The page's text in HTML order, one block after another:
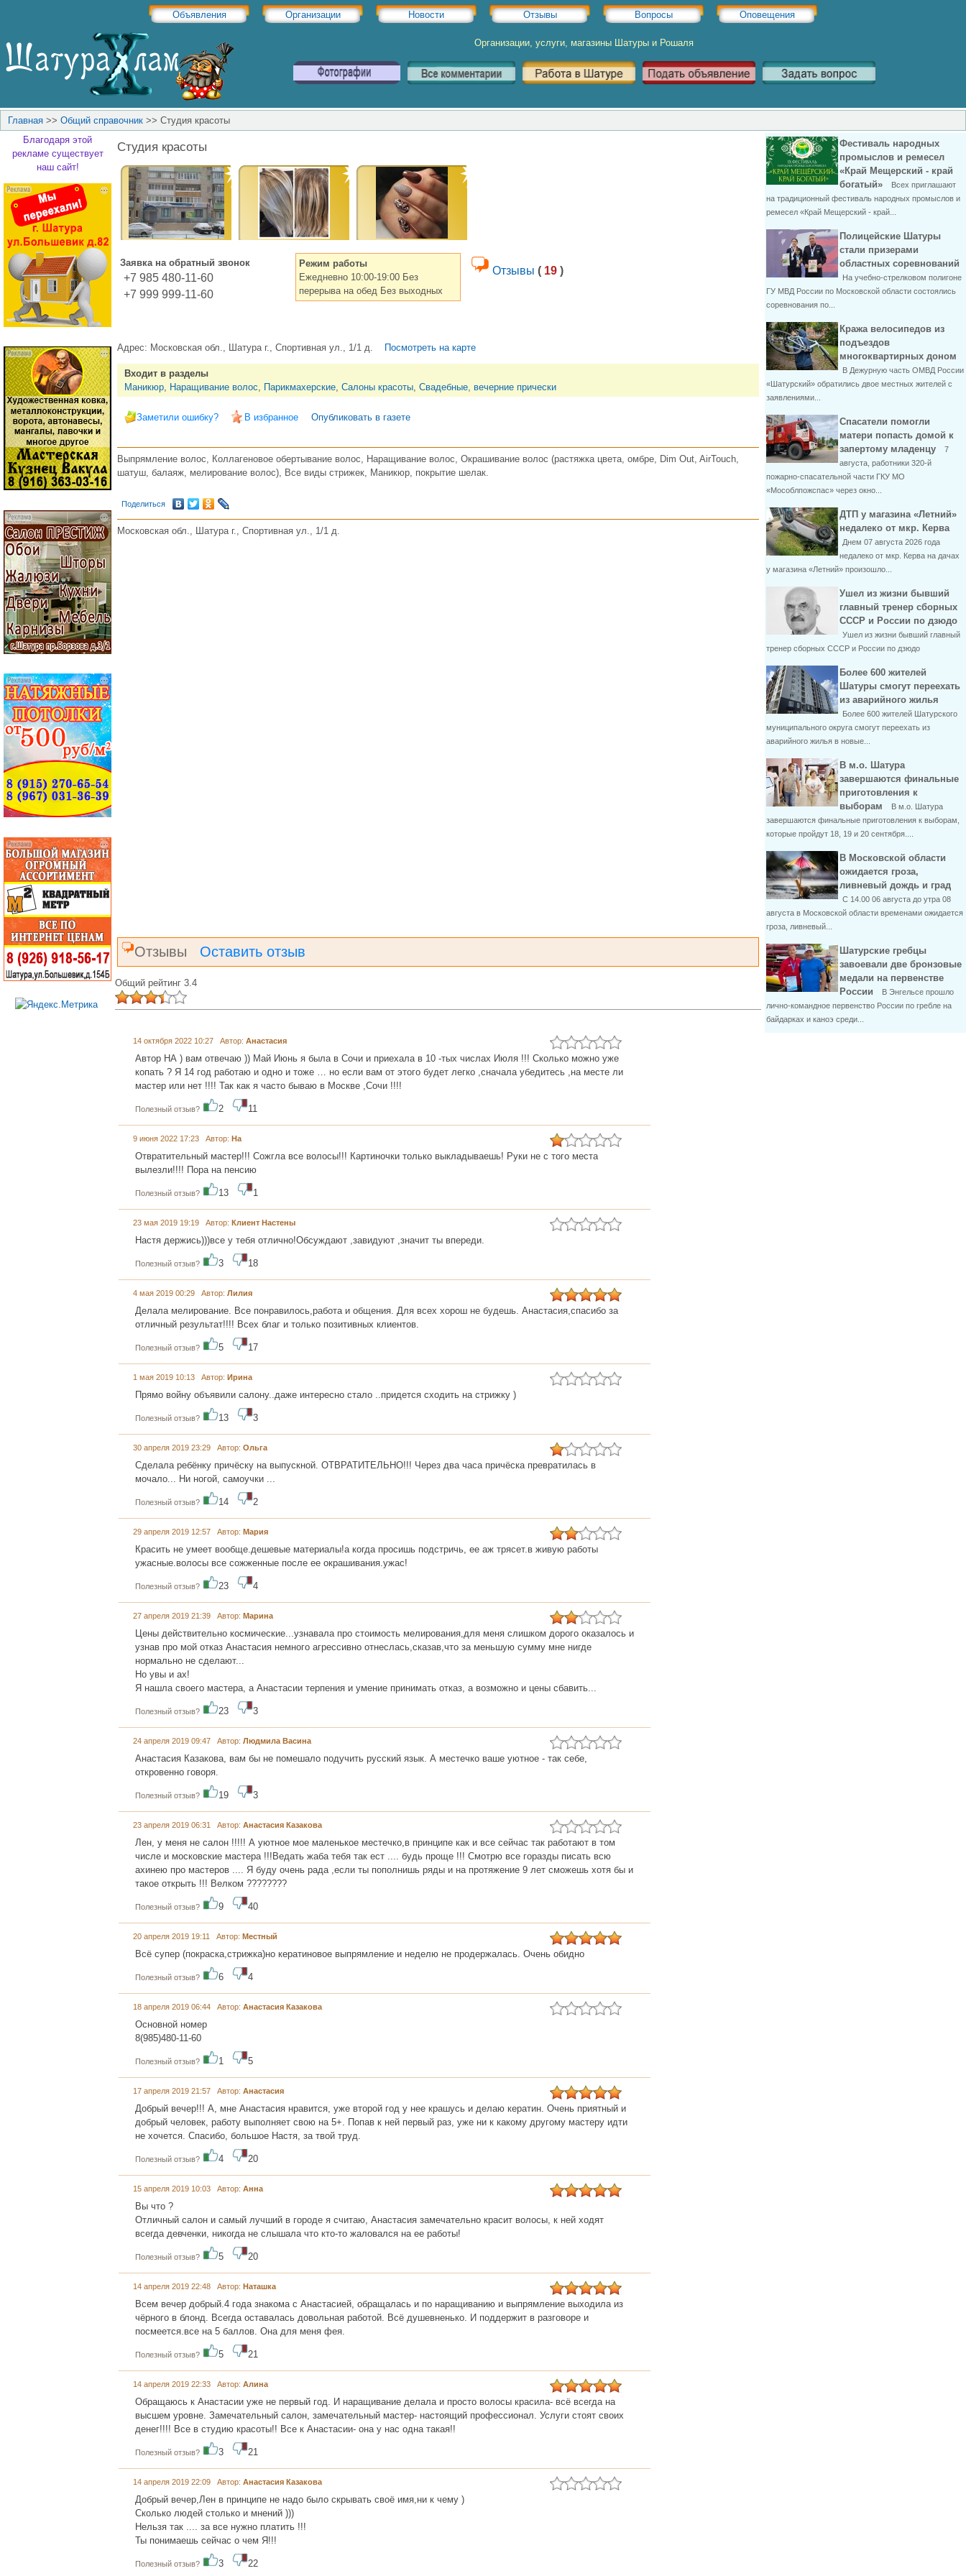
Объявления Организации Новости Отзывы Вопросы Оповещения
Организации, услуги, магазины Шатуры и Рошаля
Главная >> Общий справочник >> Студия красоты
Благодаря этой
рекламе существует
наш сайт!
Студия красоты
Заявка на обратный звонок
+7 985 480-11-60
+7 999 999-11-60
Режим работы
Ежедневно 10:00-19:00 Без
перерыва на обед Без выходных
Отзывы ( 19 )
Адрес: Московская обл., Шатура г., Спортивная ул., 1/1 д. Посмотреть на карте
Входит в разделы
Маникюр, Наращивание волос, Парикмахерские, Салоны красоты, Свадебные, вечерние прически
Заметили ошибку? В избранное Опубликовать в газете
Выпрямление волос, Коллагеновое обертывание волос, Наращивание волос, Окрашивание волос (растяжка цвета, омбре, Dim Out, AirTouch,
шатуш, балаяж, мелирование волос), Все виды стрижек, Маникюр, покрытие шелак.
Поделиться
Московская обл., Шатура г., Спортивная ул., 1/1 д.
Отзывы Оставить отзыв
Общий рейтинг 3.4
14 октября 2022 10:27 Автор: Анастасия
Автор НА ) вам отвечаю )) Май Июнь я была в Сочи и приехала в 10 -тых числах Июля !!! Сколько можно уже
копать ? Я 14 год работаю и одно и тоже … но если вам от этого будет легко ,сначала убедитесь ,на месте ли
мастер или нет !!!! Так как я часто бываю в Москве ,Сочи !!!!
Полезный отзыв? 2 11
9 июня 2022 17:23 Автор: На
Отвратительный мастер!!! Сожгла все волосы!!! Картиночки только выкладываешь! Руки не с того места
вылезли!!!! Пора на пенсию
Полезный отзыв? 13 1
23 мая 2019 19:19 Автор: Клиент Настены
Настя держись)))все у тебя отлично!Обсуждают ,завидуют ,значит ты впереди.
Полезный отзыв? 3 18
4 мая 2019 00:29 Автор: Лилия
Делала мелирование. Все понравилось,работа и общения. Для всех хорош не будешь. Анастасия,спасибо за
отличный результат!!!! Всех благ и только позитивных клиентов.
Полезный отзыв? 5 17
1 мая 2019 10:13 Автор: Ирина
Прямо войну объявили салону..даже интересно стало ..придется сходить на стрижку )
Полезный отзыв? 13 3
30 апреля 2019 23:29 Автор: Ольга
Сделала ребёнку причёску на выпускной. ОТВРАТИТЕЛЬНО!!! Через два часа причёска превратилась в
мочало... Ни ногой, самоучки ...
Полезный отзыв? 14 2
29 апреля 2019 12:57 Автор: Мария
Красить не умеет вообще.дешевые материалы!а когда просишь подстричь, ее аж трясет.в живую работы
ужасные.волосы все сожженные после ее окрашивания.ужас!
Полезный отзыв? 23 4
27 апреля 2019 21:39 Автор: Марина
Цены действительно космические...узнавала про стоимость мелирования,для меня слишком дорого оказалось и
узнав про мой отказ Анастасия немного агрессивно отнеслась,сказав,что за меньшую сумму мне нигде
нормально не сделают...
Но увы и ах!
Я нашла своего мастера, а Анастасии терпения и умение принимать отказ, а возможно и цены сбавить...
Полезный отзыв? 23 3
24 апреля 2019 09:47 Автор: Людмила Васина
Анастасия Казакова, вам бы не помешало подучить русский язык. А местечко ваше уютное - так себе,
откровенно говоря.
Полезный отзыв? 19 3
23 апреля 2019 06:31 Автор: Анастасия Казакова
Лен, у меня не салон !!!!! А уютное мое маленькое местечко,в принципе как и все сейчас так работают в том
числе и московские мастера !!!Ведать жаба тебя так ест .... будь проще !!! Смотрю все горазды писать всю
ахинею про мастеров .... Я буду очень рада ,если ты пополнишь ряды и на протяжение 9 лет сможешь хотя бы и
такое открыть !!! Велком ????????
Полезный отзыв? 9 40
20 апреля 2019 19:11 Автор: Местный
Всё супер (покраска,стрижка)но кератиновое выпрямление и неделю не продержалась. Очень обидно
Полезный отзыв? 6 4
18 апреля 2019 06:44 Автор: Анастасия Казакова
Основной номер
8(985)480-11-60
Полезный отзыв? 1 5
17 апреля 2019 21:57 Автор: Анастасия
Добрый вечер!!! А, мне Анастасия нравится, уже второй год у нее крашусь и делаю кератин. Очень приятный и
добрый человек, работу выполняет свою на 5+. Попав к ней первый раз, уже ни к какому другому мастеру идти
не хочется. Спасибо, большое Настя, за твой труд.
Полезный отзыв? 4 20
15 апреля 2019 10:03 Автор: Анна
Вы что ?
Отличный салон и самый лучший в городе я считаю, Анастасия замечательно красит волосы, к ней ходят
всегда девченки, никогда не слышала что кто-то жаловался на ее работы!
Полезный отзыв? 5 20
14 апреля 2019 22:48 Автор: Наташка
Всем вечер добрый.4 года знакома с Анастасией, обращалась и по наращиванию и выпрямление выходила из
чёрного в блонд. Всегда оставалась довольная работой. Всё душевненько. И поддержит в разговоре и
посмеется.все на 5 баллов. Она для меня фея.
Полезный отзыв? 5 21
14 апреля 2019 22:33 Автор: Алина
Обращаюсь к Анастасии уже не первый год. И наращивание делала и просто волосы красила- всё всегда на
высшем уровне. Замечательный салон, замечательный мастер- настоящий профессионал. Услуги стоят своих
денег!!!! Все в студию красоты!! Все к Анастасии- она у нас одна такая!!
Полезный отзыв? 3 21
14 апреля 2019 22:09 Автор: Анастасия Казакова
Добрый вечер,Лен в принципе не надо было скрывать своё имя,ни к чему )
Сколько людей столько и мнений )))
Нельзя так .... за все нужно платить !!!
Ты понимаешь сейчас о чем Я!!!
Полезный отзыв? 3 22
Фестиваль народных
промыслов и ремесел
«Край Мещерский - край
богатый»
Всех приглашают
на традиционный фестиваль народных промыслов и
ремесел «Край Мещерский - край...
Полицейские Шатуры
стали призерами
областных соревнований
На учебно-стрелковом полигоне
ГУ МВД России по Московской области состоялись
соревнования по...
Кража велосипедов из
подъездов
многоквартирных доном
В Дежурную часть ОМВД России
«Шатурский» обратились двое местных жителей с
заявлениями...
Спасатели помогли
матери попасть домой к
запертому младенцу
7
августа, работники 320-й
пожарно-спасательной части ГКУ МО
«Мособлпожспас» через окно...
ДТП у магазина «Летний»
недалеко от мкр. Керва
Днем 07 августа 2026 года
недалеко от мкр. Керва на дачах
у магазина «Летний» произошло...
Ушел из жизни бывший
главный тренер сборных
СССР и России по дзюдо
Ушел из жизни бывший главный
тренер сборных СССР и России по дзюдо
Более 600 жителей
Шатуры смогут переехать
из аварийного жилья
Более 600 жителей Шатурского
муниципального округа смогут переехать из
аварийного жилья в новые...
В м.о. Шатура
завершаются финальные
приготовления к
выборам
В м.о. Шатура
завершаются финальные приготовления к выборам,
которые пройдут 18, 19 и 20 сентября....
В Московской области
ожидается гроза,
ливневый дождь и град
С 14.00 06 августа до утра 08
августа в Московской области временами ожидается
гроза, ливневый...
Шатурские гребцы
завоевали две бронзовые
медали на первенстве
России
В Энгельсе прошло
лично-командное первенство России по гребле на
байдарках и каноэ среди...